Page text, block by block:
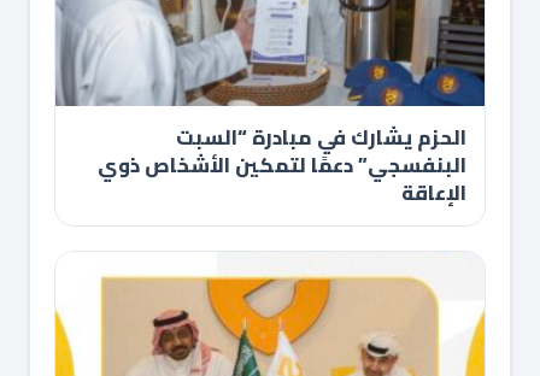
الحزم يشارك في مبادرة “السبت
البنفسجي” دعمًا لتمكين الأشخاص ذوي
الإعاقة